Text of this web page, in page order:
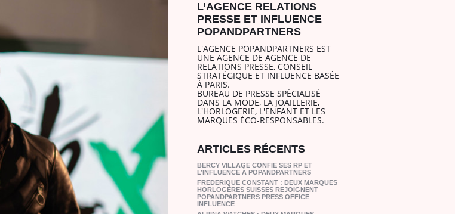
L’AGENCE RELATIONS
PRESSE ET INFLUENCE
POPANDPARTNERS
L'AGENCE POPANDPARTNERS EST
UNE AGENCE DE AGENCE DE
RELATIONS PRESSE, CONSEIL
STRATÉGIQUE ET INFLUENCE BASÉE
À PARIS.
BUREAU DE PRESSE SPÉCIALISÉ
DANS LA MODE, LA JOAILLERIE,
L'HORLOGERIE, L'ENFANT ET LES
MARQUES ÉCO-RESPONSABLES.
ARTICLES RÉCENTS
BERCY VILLAGE CONFIE SES RP ET
L’INFLUENCE À POPANDPARTNERS
FREDERIQUE CONSTANT : DEUX MARQUES
HORLOGÈRES SUISSES REJOIGNENT
POPANDPARTNERS PRESS OFFICE
INFLUENCE